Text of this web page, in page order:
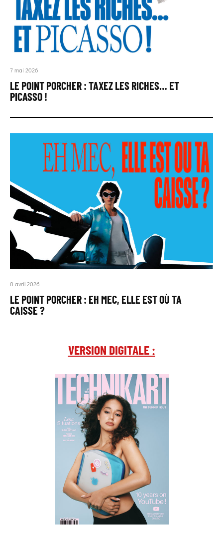
7 mai 2026
LE POINT PORCHER : TAXEZ LES RICHES… ET
PICASSO !
8 avril 2026
LE POINT PORCHER : EH MEC, ELLE EST OÙ TA
CAISSE ?
VERSION DIGITALE :